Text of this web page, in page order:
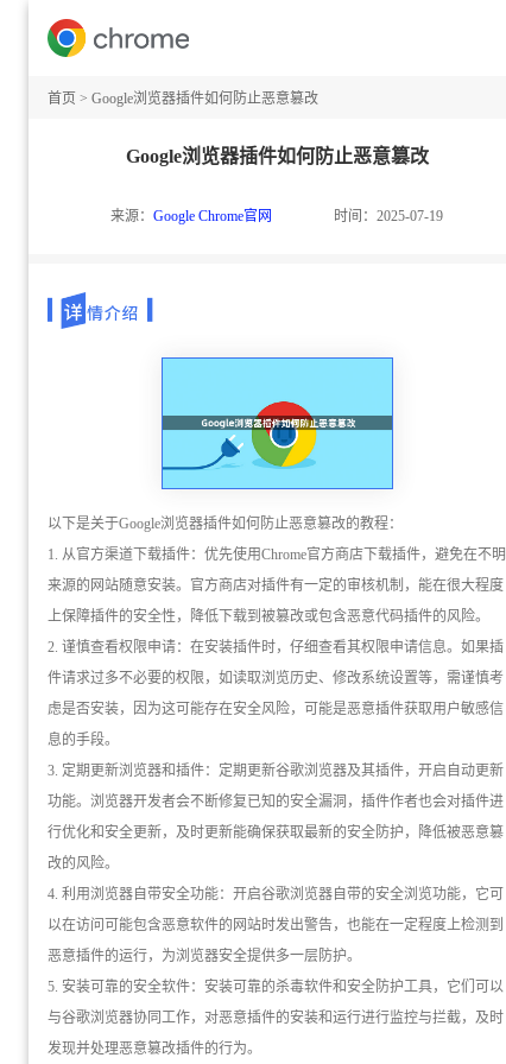
首页 > Google浏览器插件如何防止恶意篡改
Google浏览器插件如何防止恶意篡改
来源： Google Chrome官网 时间：2025-07-19
以下是关于Google浏览器插件如何防止恶意篡改的教程：
1. 从官方渠道下载插件：优先使用Chrome官方商店下载插件，避免在不明
来源的网站随意安装。官方商店对插件有一定的审核机制，能在很大程度
上保障插件的安全性，降低下载到被篡改或包含恶意代码插件的风险。
2. 谨慎查看权限申请：在安装插件时，仔细查看其权限申请信息。如果插
件请求过多不必要的权限，如读取浏览历史、修改系统设置等，需谨慎考
虑是否安装，因为这可能存在安全风险，可能是恶意插件获取用户敏感信
息的手段。
3. 定期更新浏览器和插件：定期更新谷歌浏览器及其插件，开启自动更新
功能。浏览器开发者会不断修复已知的安全漏洞，插件作者也会对插件进
行优化和安全更新，及时更新能确保获取最新的安全防护，降低被恶意篡
改的风险。
4. 利用浏览器自带安全功能：开启谷歌浏览器自带的安全浏览功能，它可
以在访问可能包含恶意软件的网站时发出警告，也能在一定程度上检测到
恶意插件的运行，为浏览器安全提供多一层防护。
5. 安装可靠的安全软件：安装可靠的杀毒软件和安全防护工具，它们可以
与谷歌浏览器协同工作，对恶意插件的安装和运行进行监控与拦截，及时
发现并处理恶意篡改插件的行为。